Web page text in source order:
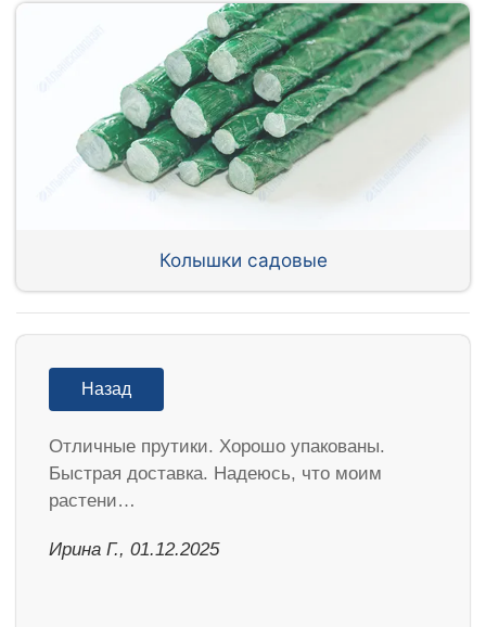
Колышки садовые
Назад
Отличные прутики. Хорошо упакованы.
Быстрая доставка. Надеюсь, что моим
растени…
Ирина Г., 01.12.2025